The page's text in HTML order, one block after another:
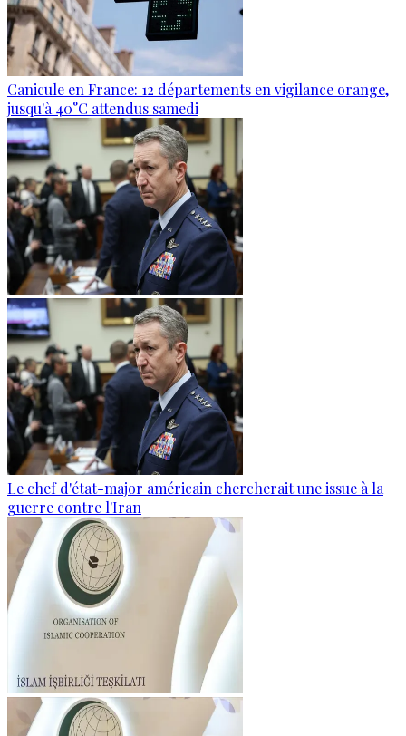
Canicule en France: 12 départements en vigilance orange,
jusqu'à 40°C attendus samedi
Le chef d'état-major américain chercherait une issue à la
guerre contre l'Iran